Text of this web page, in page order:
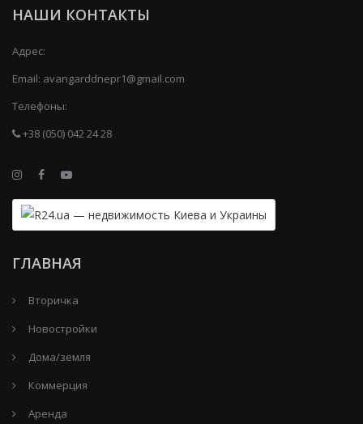
НАШИ КОНТАКТЫ
Адрес:
Email: avangarddnepr1@gmail.com
Телефоны:
+38 (050) 042 24 28
ГЛАВНАЯ
Вторичка
Новостройки
Дома/земля
Коммерция
Аренда